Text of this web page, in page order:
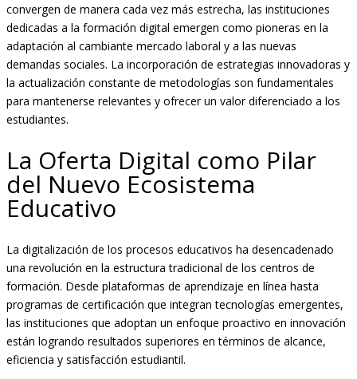
convergen de manera cada vez más estrecha, las instituciones
dedicadas a la formación digital emergen como pioneras en la
adaptación al cambiante mercado laboral y a las nuevas
demandas sociales. La incorporación de estrategias innovadoras y
la actualización constante de metodologías son fundamentales
para mantenerse relevantes y ofrecer un valor diferenciado a los
estudiantes.
La Oferta Digital como Pilar
del Nuevo Ecosistema
Educativo
La digitalización de los procesos educativos ha desencadenado
una revolución en la estructura tradicional de los centros de
formación. Desde plataformas de aprendizaje en línea hasta
programas de certificación que integran tecnologías emergentes,
las instituciones que adoptan un enfoque proactivo en innovación
están logrando resultados superiores en términos de alcance,
eficiencia y satisfacción estudiantil.